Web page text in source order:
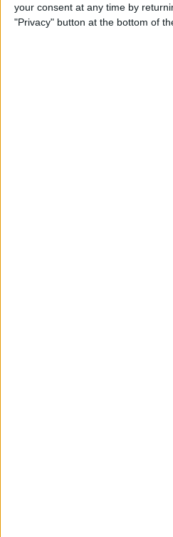
your consent at any time by
"Privacy" button at the bottom of